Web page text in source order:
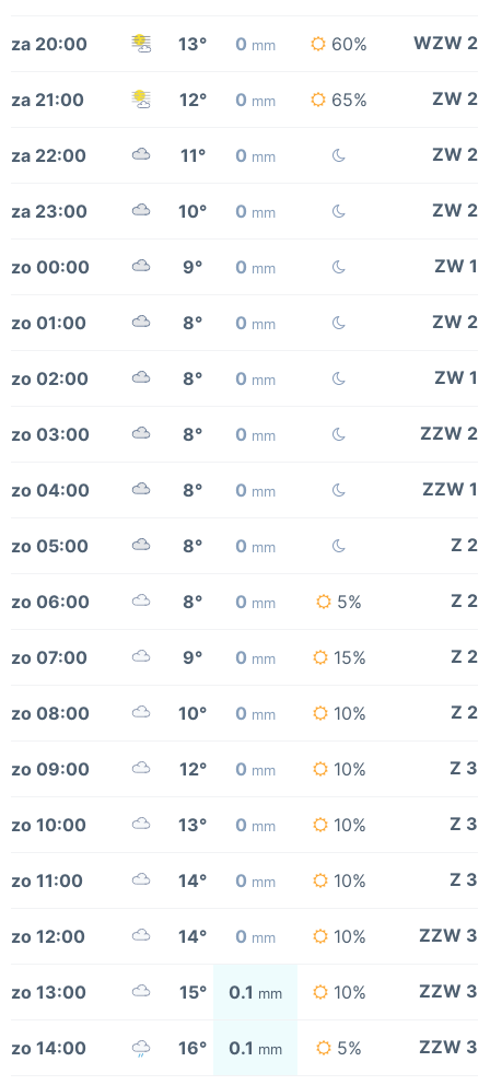
za 20:00 13° 0 mm 60% WZW 2
za 21:00 12° 0 mm 65% ZW 2
za 22:00 11° 0 mm ZW 2
za 23:00 10° 0 mm ZW 2
zo 00:00 9° 0 mm ZW 1
zo 01:00 8° 0 mm ZW 2
zo 02:00 8° 0 mm ZW 1
zo 03:00 8° 0 mm ZZW 2
zo 04:00 8° 0 mm ZZW 1
zo 05:00 8° 0 mm Z 2
zo 06:00 8° 0 mm 5% Z 2
zo 07:00 9° 0 mm 15% Z 2
zo 08:00 10° 0 mm 10% Z 2
zo 09:00 12° 0 mm 10% Z 3
zo 10:00 13° 0 mm 10% Z 3
zo 11:00 14° 0 mm 10% Z 3
zo 12:00 14° 0 mm 10% ZZW 3
zo 13:00 15° 0.1 mm 10% ZZW 3
zo 14:00 16° 0.1 mm 5% ZZW 3